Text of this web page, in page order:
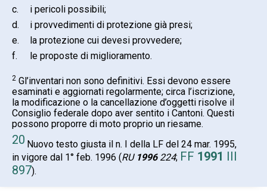
c.
i pericoli possibili;
d.
i provvedimenti di protezione già presi;
e.
la protezione cui devesi provvedere;
f.
le proposte di miglioramento.
2 Gl’inventari non sono definitivi. Essi devono essere
esaminati e aggiornati regolarmente; circa l’iscrizione,
la modificazione o la cancellazione d’oggetti risolve il
Consiglio federale dopo aver sentito i Cantoni. Questi
possono proporre di moto proprio un riesame.
20 Nuovo testo giusta il n. I della LF del 24 mar. 1995,
in vigore dal 1° feb. 1996 (RU 1996224; FF 1991 III
897).